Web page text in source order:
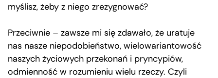
myślisz, żeby z niego zrezygnować?
Przeciwnie – zawsze mi się zdawało, że uratuje
nas nasze niepodobieństwo, wielowariantowość
naszych życiowych przekonań i pryncypiów,
odmienność w rozumieniu wielu rzeczy. Czyli